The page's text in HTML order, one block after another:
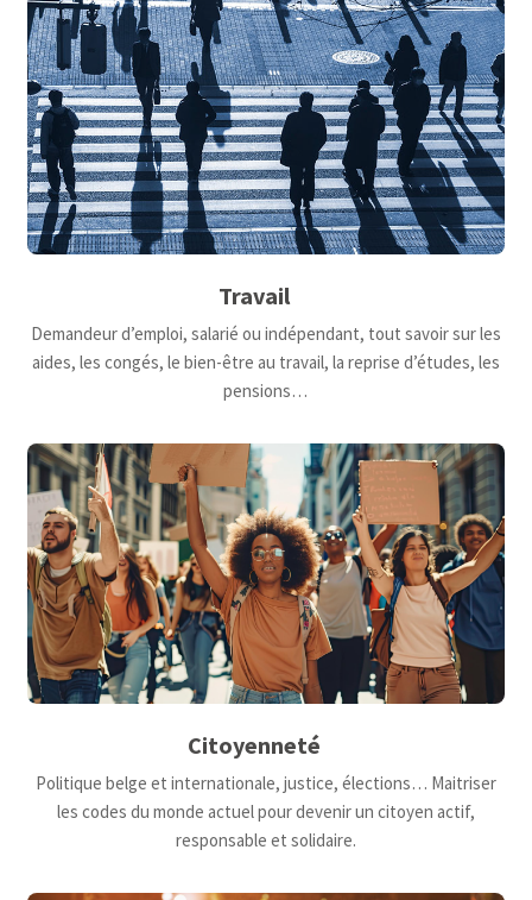
Travail
Demandeur d’emploi, salarié ou indépendant, tout savoir sur les
aides, les congés, le bien-être au travail, la reprise d’études, les
pensions…
Citoyenneté
Politique belge et internationale, justice, élections… Maitriser
les codes du monde actuel pour devenir un citoyen actif,
responsable et solidaire.